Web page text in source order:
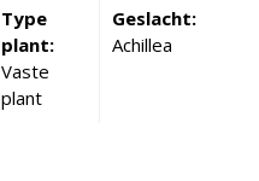
Type
plant:
Vaste
plant
Geslacht:
Achillea